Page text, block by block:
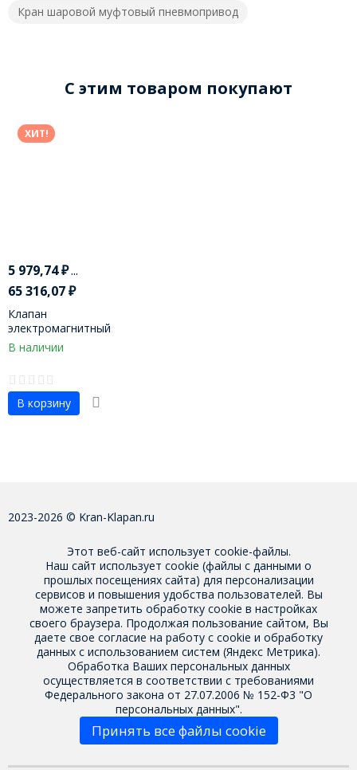
Кран шаровой муфтовый пневмопривод
C этим товаром покупают
ХИТ!
5 979,74₽...
65 316,07₽
Клапан
электромагнитный
2W21, 2W12
В наличии
В корзину
2023-2026 © Kran-Klapan.ru
Этот веб-сайт использует cookie-файлы.
Наш сайт использует cookie (файлы с данными о
прошлых посещениях сайта) для персонализации
сервисов и повышения удобства пользователей. Вы
можете запретить обработку cookie в настройках
своего браузера. Продолжая пользование сайтом, Вы
даете свое согласие на работу с cookie и обработку
данных с использованием систем (Яндекс Метрика).
Обработка Ваших персональных данных
осуществляется в соответствии с требованиями
Федерального закона от 27.07.2006 № 152-Ф3 "О
персональных данных".
Принять все файлы cookie